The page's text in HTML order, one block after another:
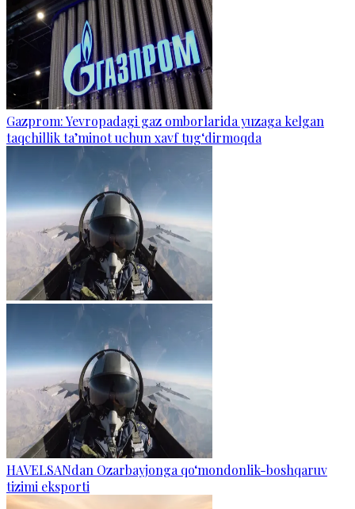
Gazprom: Yevropadagi gaz omborlarida yuzaga kelgan
taqchillik ta’minot uchun xavf tug‘dirmoqda
HAVELSANdan Ozarbayjonga qo‘mondonlik-boshqaruv
tizimi eksporti